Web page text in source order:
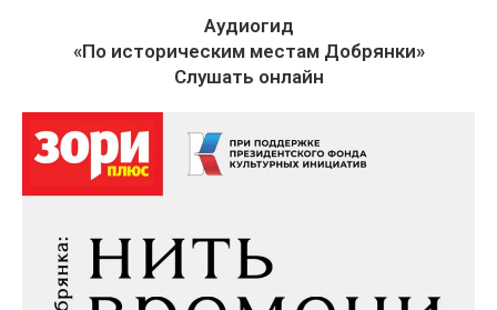
Аудиогид
«По историческим местам Добрянки»
Слушать онлайн